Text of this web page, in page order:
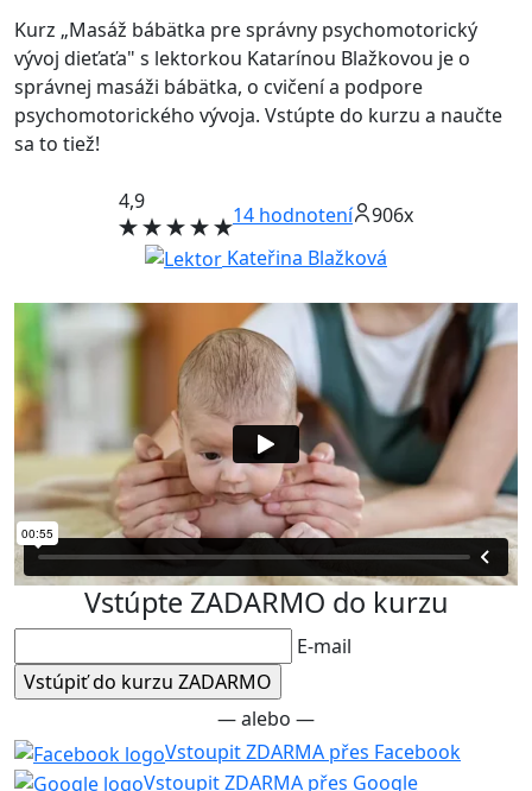
Kurz „Masáž bábätka pre správny psychomotorický
vývoj dieťaťa" s lektorkou Katarínou Blažkovou je o
správnej masáži bábätka, o cvičení a podpore
psychomotorického vývoja. Vstúpte do kurzu a naučte
sa to tiež!
4,9
14 hodnotení
906x
Kateřina Blažková
Vstúpte ZADARMO do kurzu
E-mail
— alebo —
Vstoupit ZDARMA přes Facebook
Vstoupit ZDARMA přes Google